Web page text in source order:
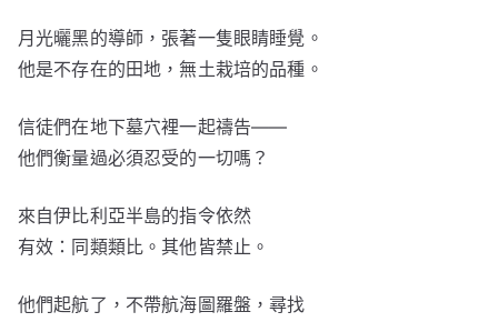
月光曬黑的導師，張著一隻眼睛睡覺。
他是不存在的田地，無土栽培的品種。
信徒們在地下墓穴裡一起禱告——
他們衡量過必須忍受的一切嗎？
來自伊比利亞半島的指令依然
有效：同類類比。其他皆禁止。
他們起航了，不帶航海圖羅盤，尋找